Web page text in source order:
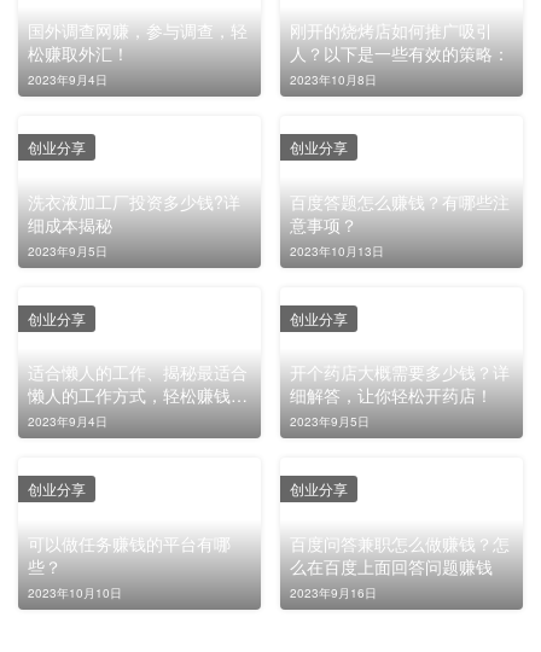
国外调查网赚，参与调查，轻
松赚取外汇！
2023年9月4日
刚开的烧烤店如何推广吸引
人？以下是一些有效的策略：
2023年10月8日
洗衣液加工厂投资多少钱?详
细成本揭秘
2023年9月5日
创业分享
百度答题怎么赚钱？有哪些注
意事项？
2023年10月13日
创业分享
适合懒人的工作、揭秘最适合
懒人的工作方式，轻松赚钱不
是梦！
2023年9月4日
创业分享
开个药店大概需要多少钱？详
细解答，让你轻松开药店！
2023年9月5日
创业分享
可以做任务赚钱的平台有哪
些？
2023年10月10日
创业分享
百度问答兼职怎么做赚钱？怎
么在百度上面回答问题赚钱
2023年9月16日
创业分享